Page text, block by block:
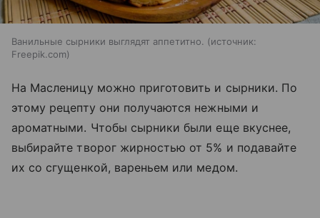
Ванильные сырники выглядят аппетитно.
источник:
Freepik.com
На Масленицу можно приготовить и сырники. По
этому рецепту они получаются нежными и
ароматными. Чтобы сырники были еще вкуснее,
выбирайте творог жирностью от 5% и подавайте
их со сгущенкой, вареньем или медом.